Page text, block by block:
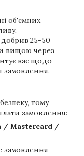
об'ємних
25-50
вищою через
вас щодо
замовлення.
тому
замовлення:
/ Mastercard /
замовлення